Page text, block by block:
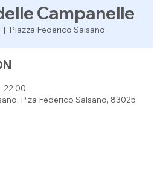
Campanelle
  |
Piazza Federico Salsano
22:00
P.za Federico Salsano, 83025